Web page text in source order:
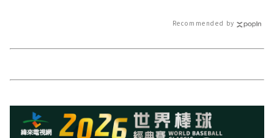
Recommended by